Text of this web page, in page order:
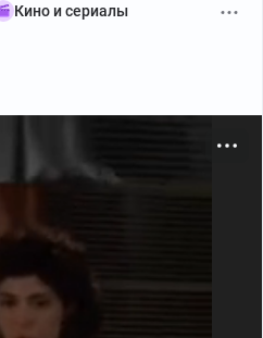
Кино и сериалы